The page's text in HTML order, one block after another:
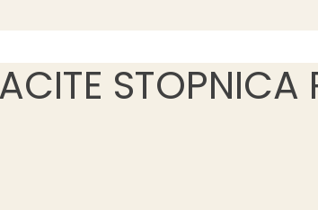
STOPNICA